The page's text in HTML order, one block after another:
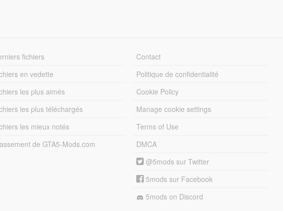
fichiers
en vedette
les plus aimés
les plus téléchargés
les mieux notés
de GTA5-Mods.com
Contact
Politique de confidentialité
Cookie Policy
Manage cookie settings
Terms of Use
DMCA
@5mods sur Twitter
5mods sur Facebook
5mods on Discord